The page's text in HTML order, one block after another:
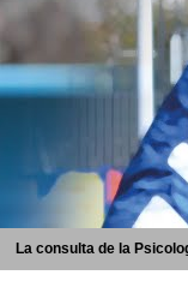
La consulta de la